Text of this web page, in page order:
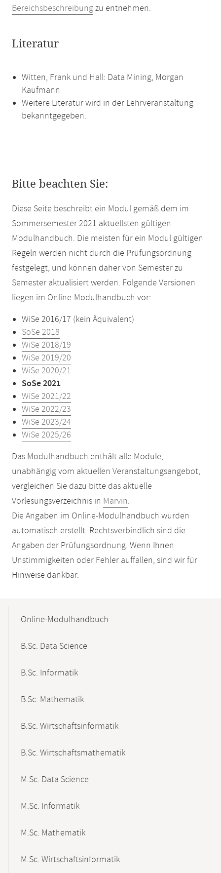
Bereichsbeschreibungzu entnehmen.
Literatur
Witten, Frank und Hall: Data Mining, Morgan
Kaufmann
Weitere Literatur wird in der Lehrveranstaltung
bekanntgegeben.
Bitte beachten Sie:
Diese Seite beschreibt ein Modul gemäß dem im
Sommersemester 2021 aktuellsten gültigen
Modulhandbuch. Die meisten für ein Modul gültigen
Regeln werden nicht durch die Prüfungsordnung
festgelegt, und können daher von Semester zu
Semester aktualisiert werden. Folgende Versionen
liegen im Online-Modulhandbuch vor:
WiSe 2016/17 (kein Äquivalent)
SoSe 2018
WiSe 2018/19
WiSe 2019/20
WiSe 2020/21
SoSe 2021
WiSe 2021/22
WiSe 2022/23
WiSe 2023/24
WiSe 2025/26
Das Modulhandbuch enthält alle Module,
unabhängig vom aktuellen Veranstaltungsangebot,
vergleichen Sie dazu bitte das aktuelle
Vorlesungsverzeichnis in Marvin.
Die Angaben im Online-Modulhandbuch wurden
automatisch erstellt. Rechtsverbindlich sind die
Angaben der Prüfungsordnung. Wenn Ihnen
Unstimmigkeiten oder Fehler auffallen, sind wir für
Hinweise dankbar.
NavigationOnline-Modulhandbuch
B.Sc. Data Science
B.Sc. Informatik
B.Sc. Mathematik
B.Sc. Wirtschaftsinformatik
B.Sc. Wirtschaftsmathematik
M.Sc. Data Science
M.Sc. Informatik
M.Sc. Mathematik
M.Sc. Wirtschaftsinformatik